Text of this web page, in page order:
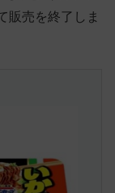
販売を終了しま